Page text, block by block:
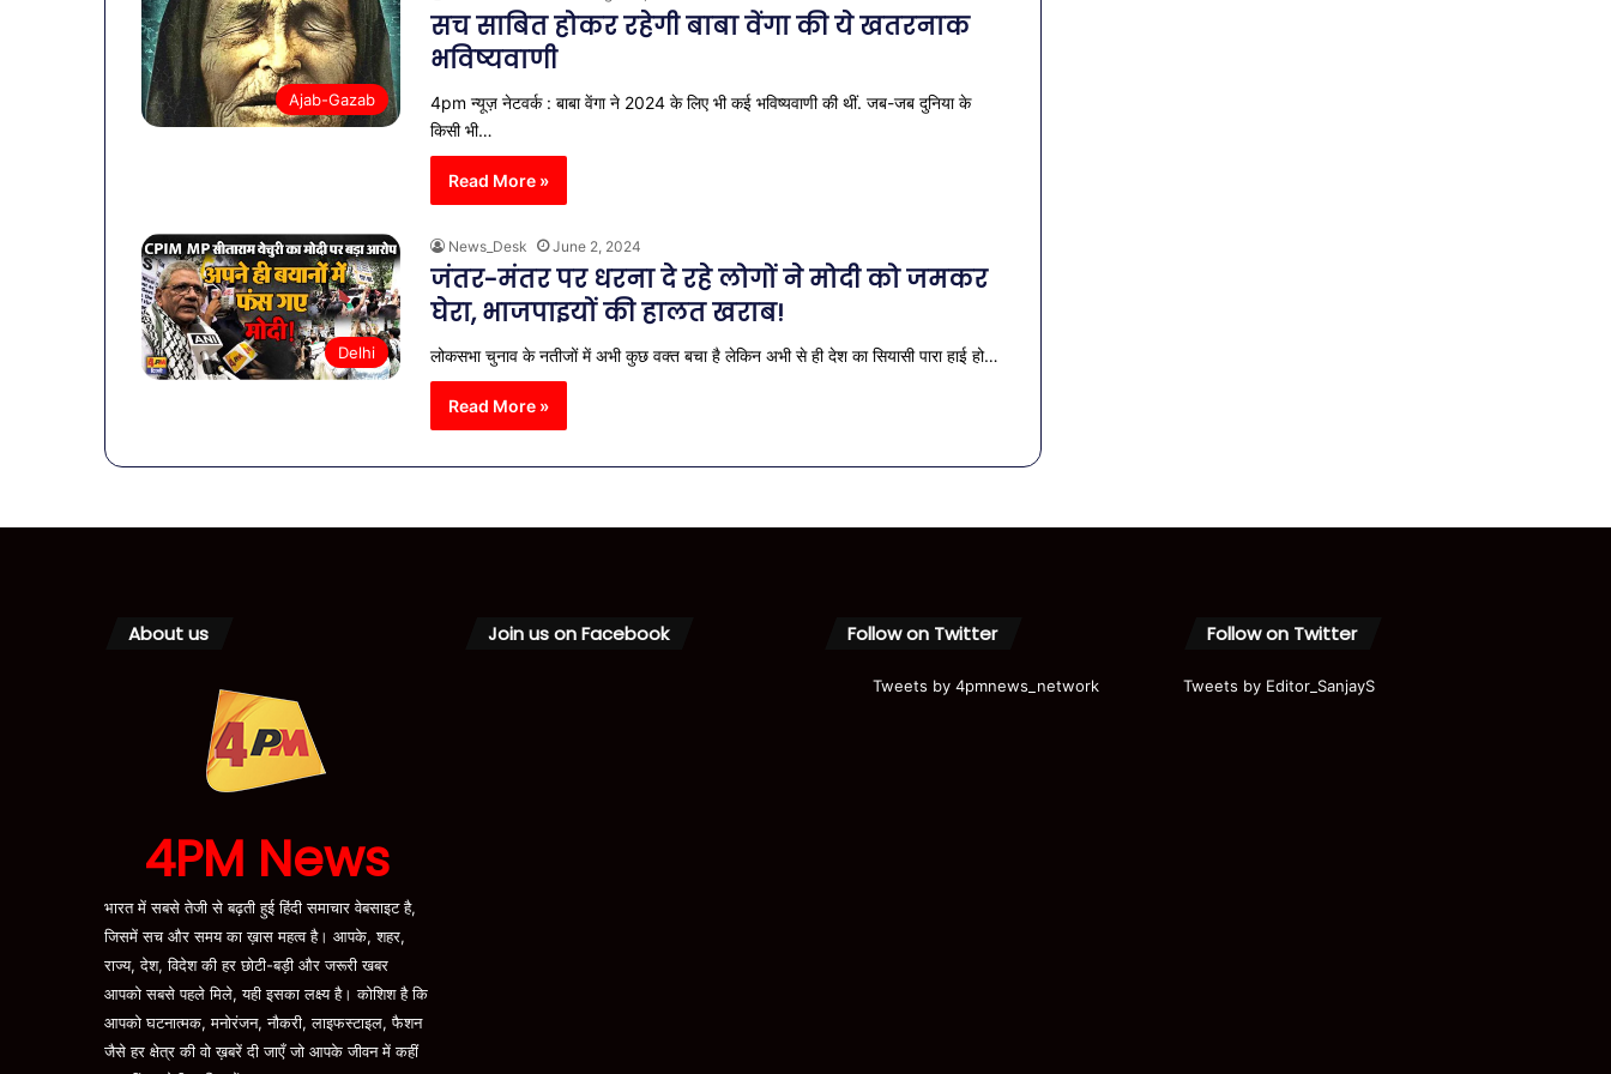
Ajab-Gazab
सच साबित होकर रहेगी बाबा वेंगा की ये खतरनाक
भविष्यवाणी
4pm न्यूज़ नेटवर्क : बाबा वेंगा ने 2024 के लिए भी कई भविष्यवाणी की थीं. जब-जब दुनिया के
किसी भी…
Read More »
Delhi
News_Desk June 2, 2024
जंतर-मंतर पर धरना दे रहे लोगों ने मोदी को जमकर
घेरा, भाजपाइयों की हालत खराब!
लोकसभा चुनाव के नतीजों में अभी कुछ वक्त बचा है लेकिन अभी से ही देश का सियासी पारा हाई हो…
Read More »
About us
4PM News
भारत में सबसे तेजी से बढ़ती हुई हिंदी समाचार वेबसाइट है,
जिसमें सच और समय का ख़ास महत्व है। आपके, शहर,
राज्य, देश, विदेश की हर छोटी-बड़ी और जरूरी खबर
आपको सबसे पहले मिले, यही इसका लक्ष्य है। कोशिश है कि
आपको घटनात्मक, मनोरंजन, नौकरी, लाइफस्टाइल, फैशन
जैसे हर क्षेत्र की वो ख़बरें दी जाएँ जो आपके जीवन में कहीं
Join us on Facebook Follow on Twitter
Tweets by 4pmnews_network
Follow on Twitter
Tweets by Editor_SanjayS